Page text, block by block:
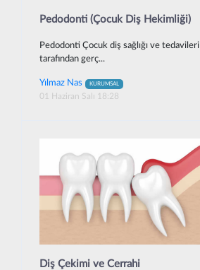
Pedodonti (Çocuk Diş Hekimliği)
Pedodonti Çocuk diş sağlığı ve
tarafından gerç...
Yılmaz Nas KURUMSAL
01 Haziran Salı 18:28
Diş Çekimi ve Cerrahi